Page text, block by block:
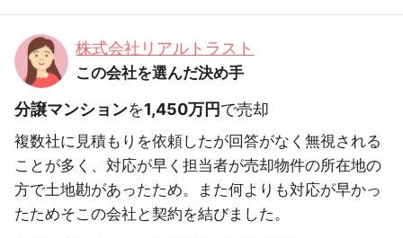
株式会社リアルトラスト
この会社を選んだ決め手
分譲マンションを1,450万円で売却
複数社に見積もりを依頼したが回答がなく無視される
ことが多く、対応が早く担当者が売却物件の所在地の
方で土地勘があったため。また何よりも対応が早かっ
たためそこの会社と契約を結びました。